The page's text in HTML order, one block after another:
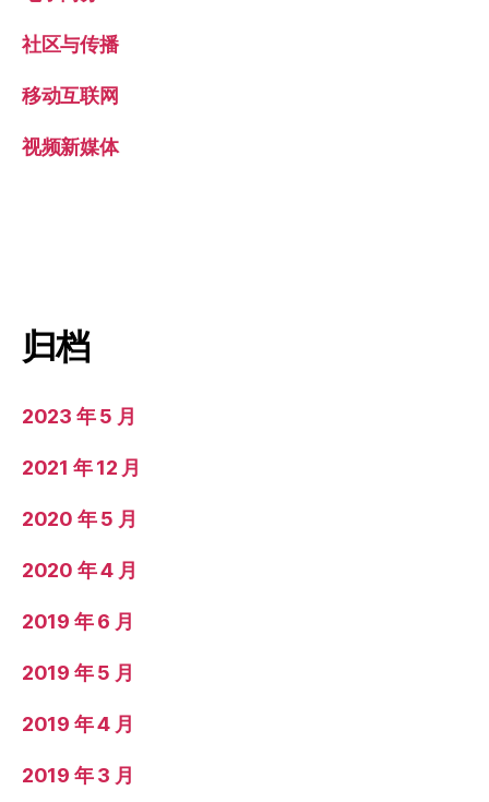
社区与传播
移动互联网
视频新媒体
归档
2023 年 5 月
2021 年 12 月
2020 年 5 月
2020 年 4 月
2019 年 6 月
2019 年 5 月
2019 年 4 月
2019 年 3 月